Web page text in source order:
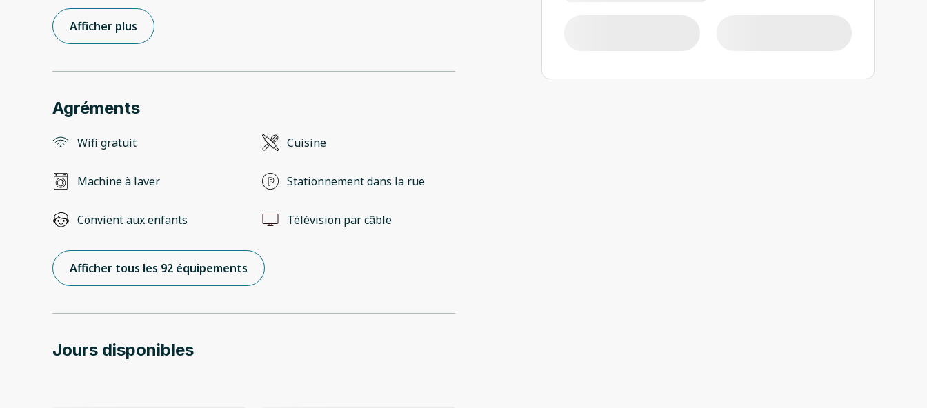
Afficher plus
Agréments
Wifi gratuit Cuisine
Machine à laver Stationnement dans la rue
Convient aux enfants Télévision par câble
Afficher tous les 92 équipements
Jours disponibles